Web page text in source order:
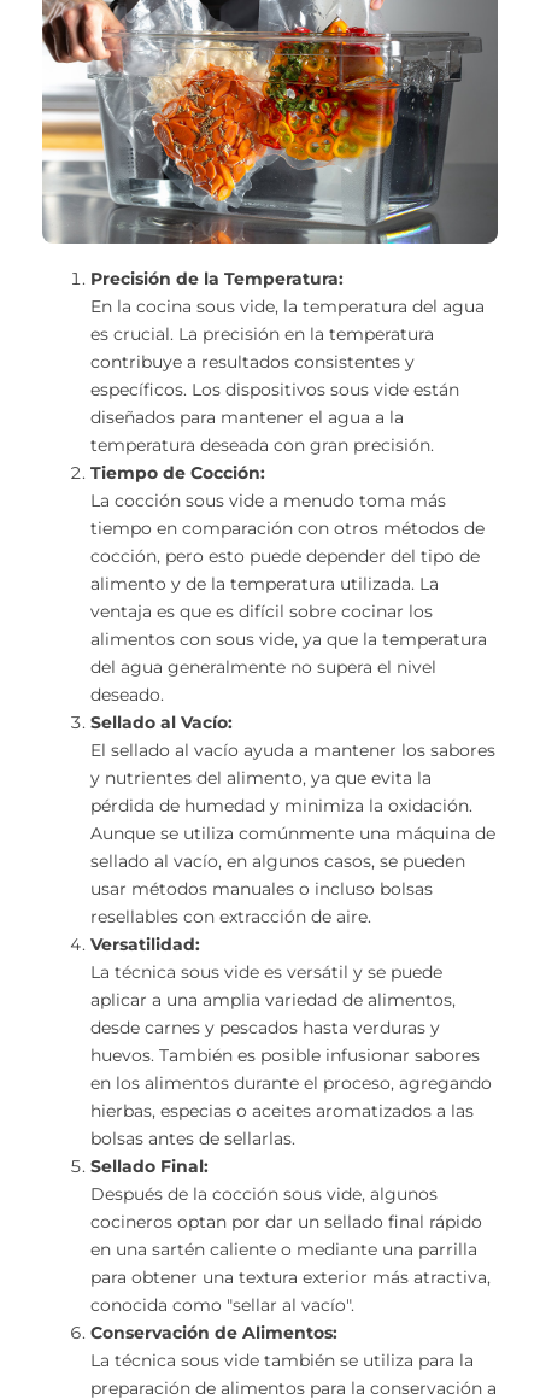
Precisión de la Temperatura:
En la cocina sous vide, la temperatura del agua
es crucial. La precisión en la temperatura
contribuye a resultados consistentes y
específicos. Los dispositivos sous vide están
diseñados para mantener el agua a la
temperatura deseada con gran precisión.
Tiempo de Cocción:
La cocción sous vide a menudo toma más
tiempo en comparación con otros métodos de
cocción, pero esto puede depender del tipo de
alimento y de la temperatura utilizada. La
ventaja es que es difícil sobre cocinar los
alimentos con sous vide, ya que la temperatura
del agua generalmente no supera el nivel
deseado.
Sellado al Vacío:
El sellado al vacío ayuda a mantener los sabores
y nutrientes del alimento, ya que evita la
pérdida de humedad y minimiza la oxidación.
Aunque se utiliza comúnmente una máquina de
sellado al vacío, en algunos casos, se pueden
usar métodos manuales o incluso bolsas
resellables con extracción de aire.
Versatilidad:
La técnica sous vide es versátil y se puede
aplicar a una amplia variedad de alimentos,
desde carnes y pescados hasta verduras y
huevos. También es posible infusionar sabores
en los alimentos durante el proceso, agregando
hierbas, especias o aceites aromatizados a las
bolsas antes de sellarlas.
Sellado Final:
Después de la cocción sous vide, algunos
cocineros optan por dar un sellado final rápido
en una sartén caliente o mediante una parrilla
para obtener una textura exterior más atractiva,
conocida como "sellar al vacío".
Conservación de Alimentos:
La técnica sous vide también se utiliza para la
preparación de alimentos para la conservación a